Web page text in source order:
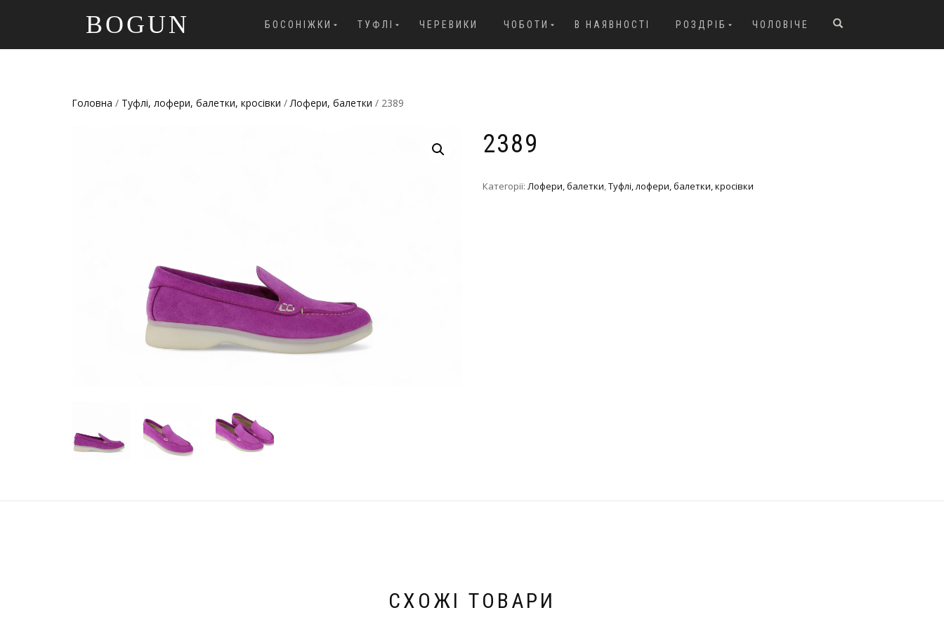
BOGUN БОСОНІЖКИ ТУФЛІ ЧЕРЕВИКИ ЧОБОТИ В НАЯВНОСТІ РОЗДРІБ ЧОЛОВІЧЕ
Головна / Туфлі, лофери, балетки, кросівки /Лофери, балетки / 2389
2389
Категорії: Лофери, балетки,Туфлі, лофери, балетки, кросівки
СХОЖІ ТОВАРИ